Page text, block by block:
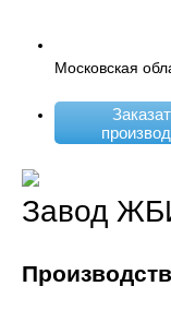
Московская
Завод